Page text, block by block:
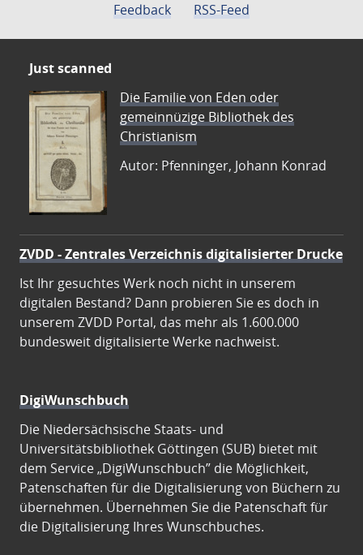
Feedback
RSS-Feed
Just scanned
Die Familie von Eden oder
gemeinnüzige Bibliothek des
Christianism
Autor: Pfenninger, Johann Konrad
ZVDD - Zentrales Verzeichnis digitalisierter Drucke
Ist Ihr gesuchtes Werk noch nicht in unserem
digitalen Bestand? Dann probieren Sie es doch in
unserem ZVDD Portal, das mehr als 1.600.000
bundesweit digitalisierte Werke nachweist.
DigiWunschbuch
Die Niedersächsische Staats- und
Universitätsbibliothek Göttingen (SUB) bietet mit
dem Service „DigiWunschbuch” die Möglichkeit,
Patenschaften für die Digitalisierung von Büchern zu
übernehmen. Übernehmen Sie die Patenschaft für
die Digitalisierung Ihres Wunschbuches.